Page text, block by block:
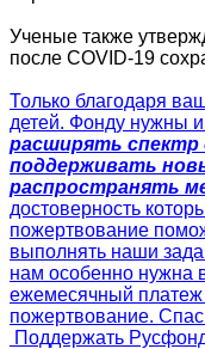
Ученые также
после COVID-19
Только благодаря
детей. Фонду нужны
расширять спектр
поддерживать
распространять
достоверность
пожертвование
выполнять наши
нам особенно нужна
ежемесячный
пожертвование.
Поддержать